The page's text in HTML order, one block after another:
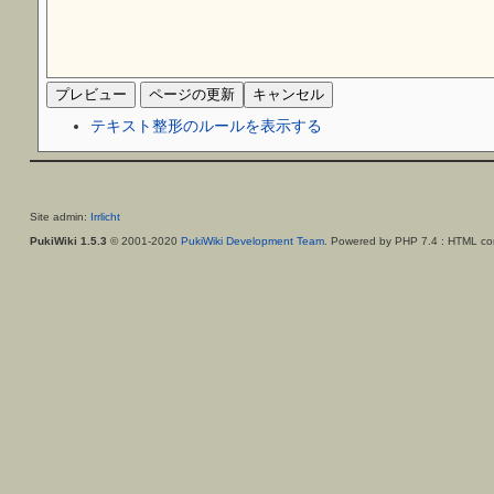
テキスト整形のルールを表示する
Site admin: Irrlicht
PukiWiki 1.5.3 © 2001-2020 PukiWiki Development Team. Powered by PHP 7.4 : HTML